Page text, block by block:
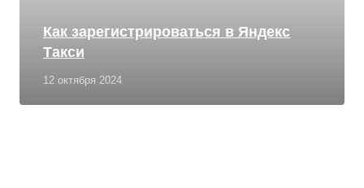
12 октября 2024
Как зарегистрироваться в Яндекс
Такси